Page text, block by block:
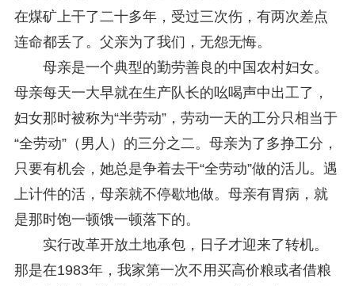
在煤矿上干了二十多年，受过三次伤，有两次差点
连命都丢了。父亲为了我们，无怨无悔。
母亲是一个典型的勤劳善良的中国农村妇女。
母亲每天一大早就在生产队长的吆喝声中出工了，
妇女那时被称为“半劳动”，劳动一天的工分只相当于
“全劳动”（男人）的三分之二。母亲为了多挣工分，
只要有机会，她总是争着去干“全劳动”做的活儿。遇
上计件的活，母亲就不停歇地做。母亲有胃病，就
是那时饱一顿饿一顿落下的。
实行改革开放土地承包，日子才迎来了转机。
那是在1983年，我家第一次不用买高价粮或者借粮